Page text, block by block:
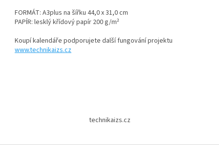
FORMÁT: A3plus na šířku 44,0 x 31,0 cm
PAPÍR: lesklý křídový papír 200 g/m²
Koupí kalendáře podporujete další fungování projektu
www.technikaizs.cz
technikaizs.cz